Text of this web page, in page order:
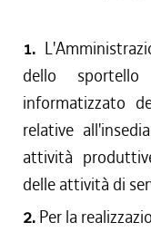
1.
dello
informatizzato
relative
attività
delle attività di
2. Per la